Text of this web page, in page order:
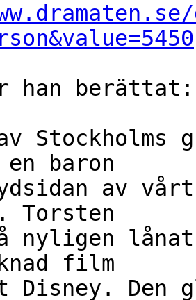
han berättat:
en baron
Torsten
film